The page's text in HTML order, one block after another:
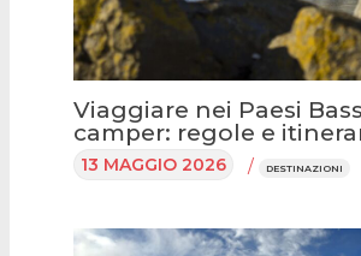
Viaggiare nei Paesi
camper: regole e
13 MAGGIO 2026 / DESTINAZIONI